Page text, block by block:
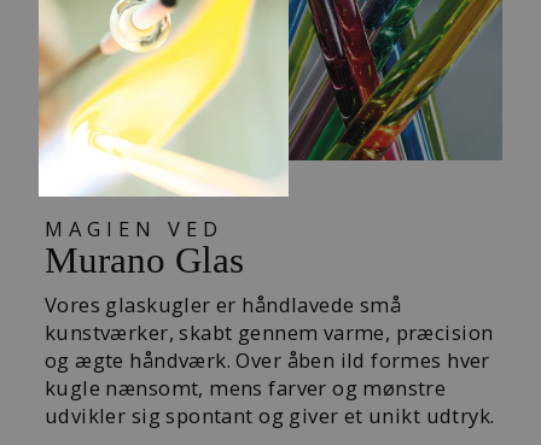
MAGIEN VED
Murano Glas
Vores glaskugler er håndlavede små
kunstværker, skabt gennem varme, præcision
og ægte håndværk. Over åben ild formes hver
kugle nænsomt, mens farver og mønstre
udvikler sig spontant og giver et unikt udtryk.